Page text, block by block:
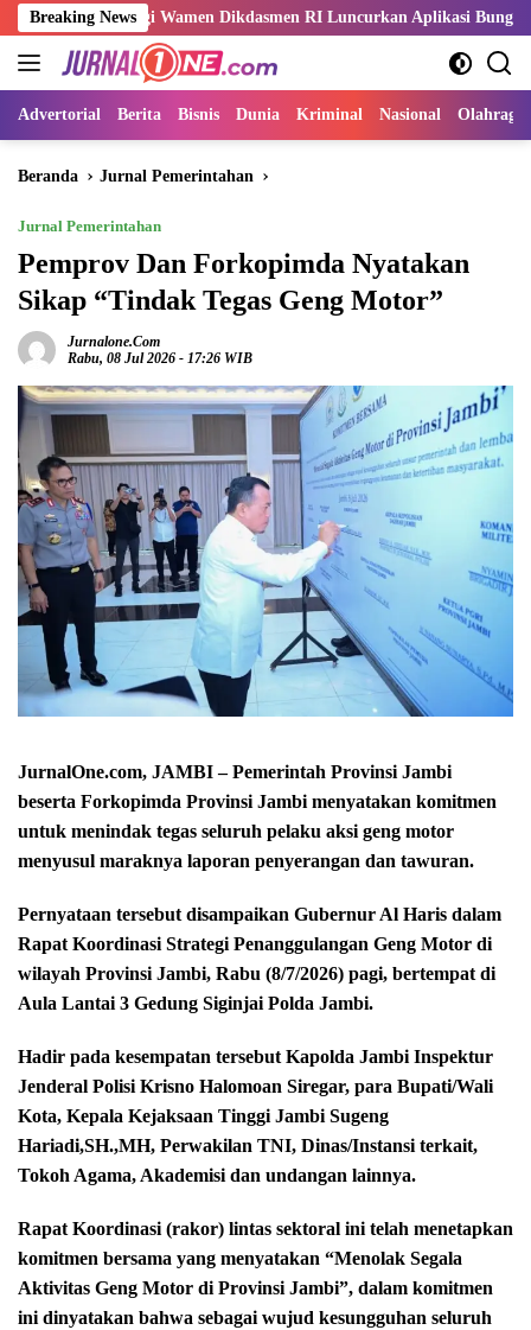
Langsung
ke
konten
Breaking News
Wamen Dikdasmen RI Luncurkan Aplikasi Bungo Pintar
Advertorial Berita Bisnis Dunia Kriminal Nasional Olahraga
Beranda Jurnal Pemerintahan
Jurnal Pemerintahan
Pemprov Dan Forkopimda Nyatakan
Sikap “Tindak Tegas Geng Motor”
Jurnalone.com
Rabu, 08 Jul 2026 - 17:26 WIB
JurnalOne.com, JAMBI – Pemerintah Provinsi Jambi
beserta Forkopimda Provinsi Jambi menyatakan komitmen
untuk menindak tegas seluruh pelaku aksi geng motor
menyusul maraknya laporan penyerangan dan tawuran.
Pernyataan tersebut disampaikan Gubernur Al Haris dalam
Rapat Koordinasi Strategi Penanggulangan Geng Motor di
wilayah Provinsi Jambi, Rabu (8/7/2026) pagi, bertempat di
Aula Lantai 3 Gedung Siginjai Polda Jambi.
Hadir pada kesempatan tersebut Kapolda Jambi Inspektur
Jenderal Polisi Krisno Halomoan Siregar, para Bupati/Wali
Kota, Kepala Kejaksaan Tinggi Jambi Sugeng
Hariadi,SH.,MH, Perwakilan TNI, Dinas/Instansi terkait,
Tokoh Agama, Akademisi dan undangan lainnya.
Rapat Koordinasi (rakor) lintas sektoral ini telah menetapkan
komitmen bersama yang menyatakan “Menolak Segala
Aktivitas Geng Motor di Provinsi Jambi”, dalam komitmen
ini dinyatakan bahwa sebagai wujud kesungguhan seluruh